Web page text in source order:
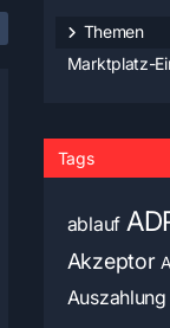
Themen
Marktplatz-
Tags
ablauf
Akzeptor
Auszahlung